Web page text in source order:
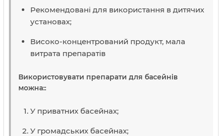
Рекомендовані для використання в дитячих
установах;
Високо-концентрований продукт, мала
витрата препаратів
Використовувати препарати для басейнів
можна::
У приватних басейнах;
У громадських басейнах;